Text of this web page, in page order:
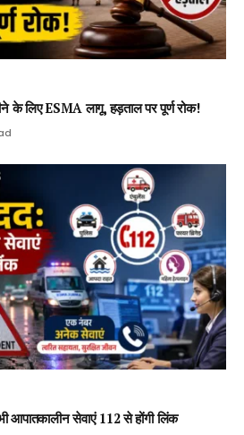
के लिए ESMA लागू, हड़ताल पर पूर्ण रोक!
आपातकालीन सेवाएं 112 से होंगी लिंक